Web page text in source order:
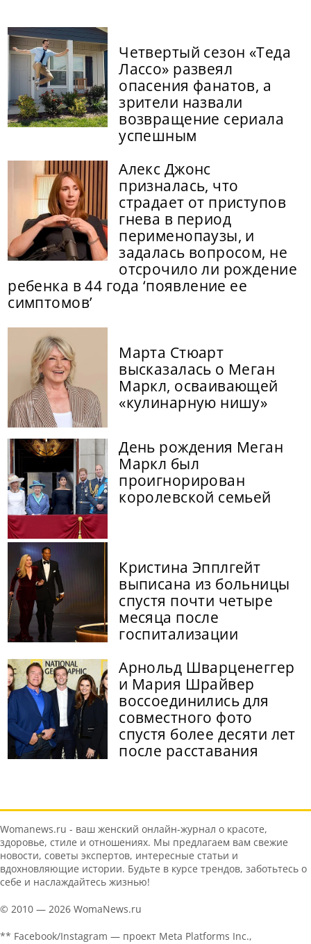
Четвертый сезон «Теда
Лассо» развеял
опасения фанатов, а
зрители назвали
возвращение сериала
успешным
Алекс Джонс
призналась, что
страдает от приступов
гнева в период
перименопаузы, и
задалась вопросом, не
отсрочило ли рождение
ребенка в 44 года ‘появление ее
симптомов’
Марта Стюарт
высказалась о Меган
Маркл, осваивающей
«кулинарную нишу»
День рождения Меган
Маркл был
проигнорирован
королевской семьей
Кристина Эпплгейт
выписана из больницы
спустя почти четыре
месяца после
госпитализации
Арнольд Шварценеггер
и Мария Шрайвер
воссоединились для
совместного фото
спустя более десяти лет
после расставания
Womanews.ru - ваш женский онлайн-журнал о красоте,
здоровье, стиле и отношениях. Мы предлагаем вам свежие
новости, советы экспертов, интересные статьи и
вдохновляющие истории. Будьте в курсе трендов, заботьтесь о
себе и наслаждайтесь жизнью!
© 2010 — 2026 WomaNews.ru
** Facebook/Instagram — проект Meta Platforms Inc.,